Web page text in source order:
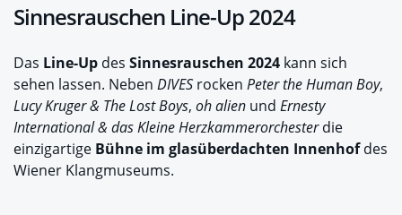
Sinnesrauschen Line-Up 2024
Das Line-Up des Sinnesrauschen 2024 kann sich
sehen lassen. Neben DIVES rocken Peter the Human Boy,
Lucy Kruger & The Lost Boys, oh alien und Ernesty
International & das Kleine Herzkammerorchesterdie
einzigartige Bühne im glasüberdachten Innenhofdes
Wiener Klangmuseums.